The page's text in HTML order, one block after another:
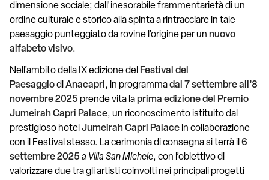
dimensione sociale; dall'inesorabile frammentarietà di un
ordine culturale e storico alla spinta a rintracciare in tale
paesaggio punteggiato da rovine l’origine per un nuovo
alfabeto visivo.
Nell’ambito della IX edizione del Festival del
PaesaggiodiAnacapri, in programmadal 7 settembre all’8
novembre 2025 prende vita laprima edizione del Premio
Jumeirah Capri Palace, un riconoscimento istituito dal
prestigioso hotel Jumeirah Capri Palace in collaborazione
con il Festival stesso. La cerimonia di consegna si terrà il 6
settembre 2025 a Villa San Michele, con l’obiettivo di
valorizzare due tra gli artisti coinvolti nei principali progetti